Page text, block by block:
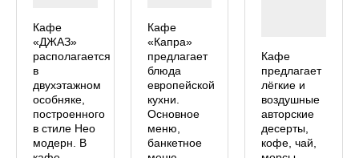
Кафе
«ДЖАЗ»
располагается
в
двухэтажном
особняке,
построенного
в стиле Нео
модерн. В
Кафе
«Капра»
предлагает
блюда
европейской
кухни.
Основное
меню,
банкетное
Кафе
предлагает
лёгкие и
воздушные
авторские
десерты,
кофе, чай,